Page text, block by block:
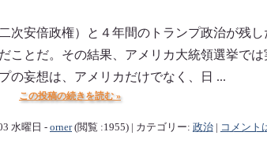
次安倍政権）と４年間のトランプ政治が残し
ことだ。その結果、アメリカ大統領選挙では
の妄想は、アメリカだけでなく、日 ...
この投稿の続きを読む »
水曜日 - orner(閲覧 :1955) | カテゴリー: 政治| コメント